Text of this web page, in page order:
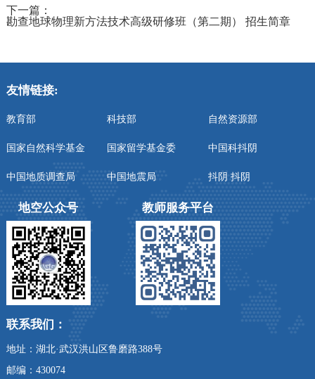
下一篇：
勘查地球物理新方法技术高级研修班（第二期） 招生简章
友情链接:
教育部 科技部 自然资源部
国家自然科学基金 国家留学基金委 中国科抖阴
中国地质调查局 中国地震局 抖阴 抖阴
地空公众号 教师服务平台
联系我们：
地址：湖北·武汉洪山区鲁磨路388号
邮编：430074